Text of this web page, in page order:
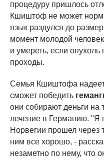
процедуру пришлось
Кшиштоф не может
язык раздулся до
момент молодой
и умереть, если
проходы.
Семья Кшиштофа
сможет победить
они собирают деньги на
лечение в Германию. "Я
Норвегии прошел через
ним все хорошо, -
незаметно по нему, что